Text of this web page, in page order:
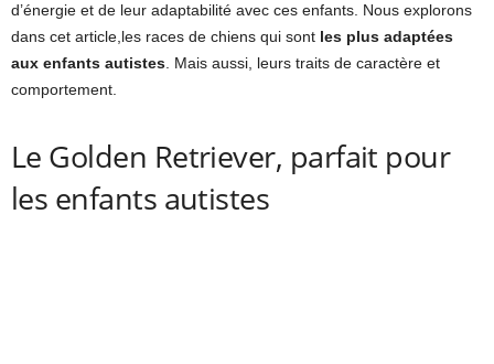
d’énergie et de leur adaptabilité avec ces enfants. Nous explorons
dans cet article,les races de chiens qui sont les plus adaptées
aux enfants autistes . Mais aussi, leurs traits de caractère et
comportement.
Le Golden Retriever, parfait pour
les enfants autistes